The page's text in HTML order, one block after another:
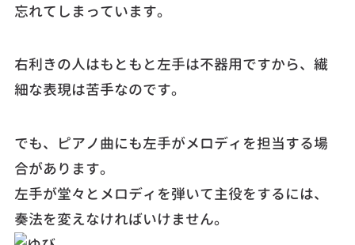
忘れてしまっています。
右利きの人はもともと左手は不器用ですから、繊
細な表現は苦手なのです。
でも、ピアノ曲にも左手がメロディを担当する場
合があります。
左手が堂々とメロディを弾いて主役をするには、
奏法を変えなければいけません。